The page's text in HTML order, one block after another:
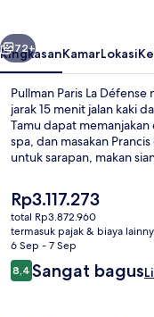
Berikutnya
72+
RingkasanKamarLokasi
Pullman Paris La
jarak 15 menit jalan kaki
Tamu dapat
spa, dan masakan
untuk sarapan, makan
uap. Properti ini berada
Faubourg de l'Arche
Defense - Grande Arche
Harga
saat
ini
Rp3.117.273
Rp3.117.273
total Rp3.872.960
termasuk pajak & biaya
6 Sep - 7 Sep
Ulasan
8,48,4 dari 10
Sangat bagus